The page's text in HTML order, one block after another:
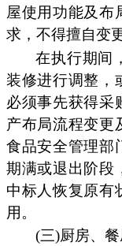
屋使用功能及布
求，不得擅自变更
在执行期间
装修进行调整，
必须事先获得采
产布局流程变更
食品安全管理部
期满或退出阶段
中标人恢复原有
用。
(三)厨房、